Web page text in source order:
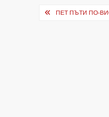
Навигация
ПЕТ ПЪТИ ПО-